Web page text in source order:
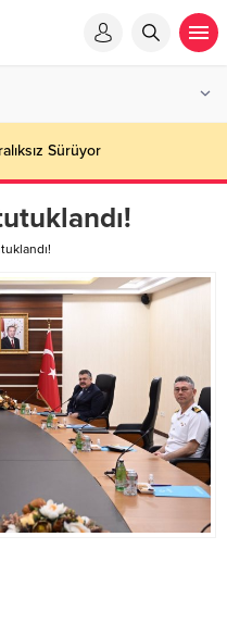
Sürüyor